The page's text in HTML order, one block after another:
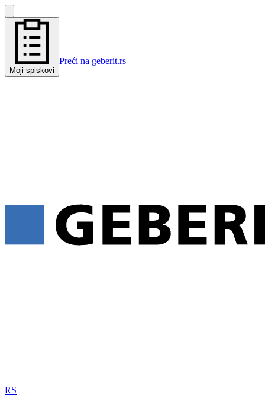
Moji spiskovi
Preći na geberit.rs
RS